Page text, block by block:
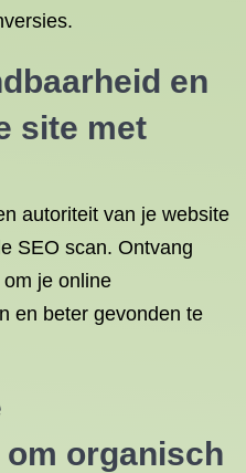
en
site met
autoriteit van je website
SEO scan. Ontvang
je online
en beter gevonden te
organisch